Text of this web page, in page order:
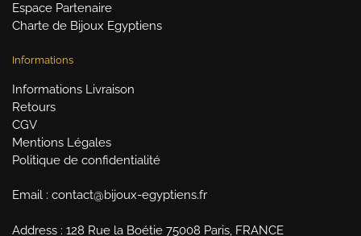
Espace Partenaire
Charte de Bijoux Egyptiens
Informations
Informations Livraison
Retours
CGV
Mentions Légales
Politique de confidentialité
Email : contact@bijoux-egyptiens.fr
Address : 128 Rue la Boétie 75008 Paris, FRANCE